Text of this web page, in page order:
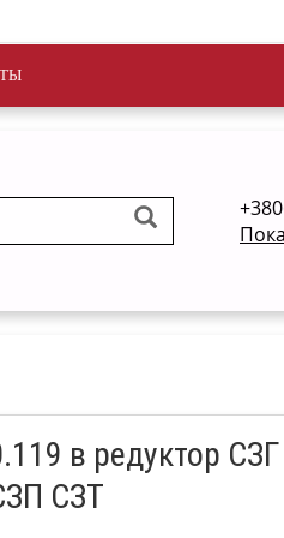
в редуктор
СЗТ